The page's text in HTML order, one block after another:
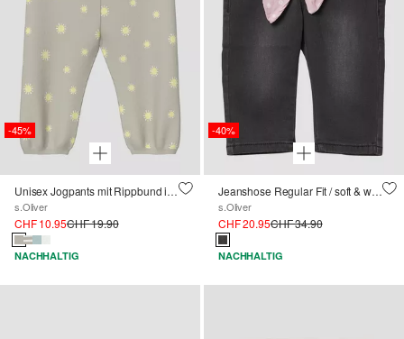
-45%
Unisex Jogpants mit Rippbund im Loose Fit
s.Oliver
CHF 10.95CHF 19.90
NACHHALTIG
-40%
Jeanshose Regular Fit / soft & warm inside
s.Oliver
CHF 20.95CHF 34.90
NACHHALTIG